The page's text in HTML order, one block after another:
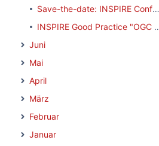
Save-the-date: INSPIRE Conference 2021
INSPIRE Good Practice "OGC compliant INSPIRE coverage data and service implementation"
Juni
Mai
April
März
Februar
Januar